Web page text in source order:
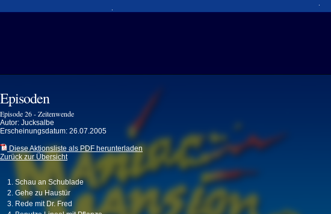
Episoden
Episode 26 - Zeitenwende
Autor: Jucksalbe
Erscheinungsdatum: 26.07.2005
Diese Aktionsliste als PDF herunterladen
Zurück zur Übersicht
Schau an Schublade
Gehe zu Haustür
Rede mit Dr. Fred